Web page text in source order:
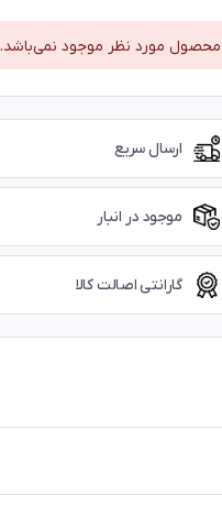
محصول مورد نظر موجود نمی‌باشد.
ارسال سریع
موجود در انبار
گارانتی اصالت کالا